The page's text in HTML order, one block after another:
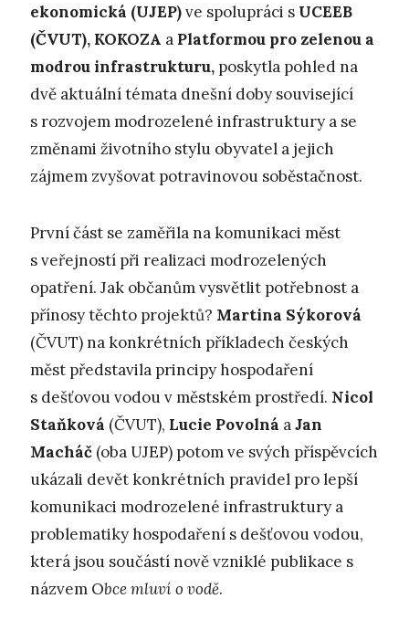
ekonomická (UJEP)ve spolupráci s UCEEB
(ČVUT), KOKOZA a Platformou pro zelenou a
modrou infrastrukturu, poskytla pohled na
dvě aktuální témata dnešní doby související
s rozvojem modrozelené infrastruktury a se
změnami životního stylu obyvatel a jejich
zájmem zvyšovat potravinovou soběstačnost.
První část se zaměřila na komunikaci měst
s veřejností při realizaci modrozelených
opatření. Jak občanům vysvětlit potřebnost a
přínosy těchto projektů? Martina Sýkorová
(ČVUT) na konkrétních příkladech českých
měst představila principy hospodaření
s dešťovou vodou v městském prostředí. Nicol
Staňková (ČVUT), Lucie Povolná aJan
Macháč (oba UJEP) potom ve svých příspěvcích
ukázali devět konkrétních pravidel pro lepší
komunikaci modrozelené infrastruktury a
problematiky hospodaření s dešťovou vodou,
která jsou součástí nově vzniklé publikace s
názvem Obce mluví o vodě.